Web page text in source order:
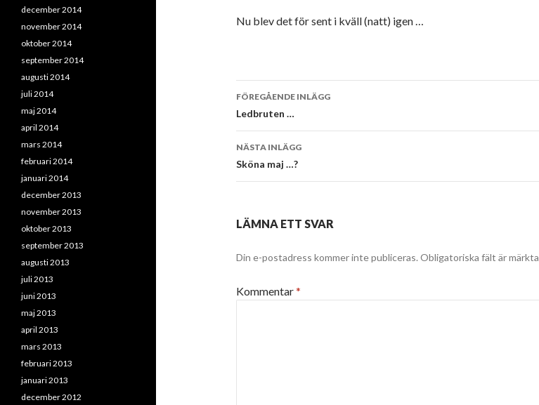
Nu blev det för sent i kväll (natt) igen …
Inläggsnavigering
FÖREGÅENDE INLÄGG
Ledbruten …
NÄSTA INLÄGG
Sköna maj …?
LÄMNA ETT SVAR
Din e-postadress kommer inte publiceras. Obligatoriska fält är märkta
Kommentar*
december 2014
november 2014
oktober 2014
september 2014
augusti 2014
juli 2014
maj 2014
april 2014
mars 2014
februari 2014
januari 2014
december 2013
november 2013
oktober 2013
september 2013
augusti 2013
juli 2013
juni 2013
maj 2013
april 2013
mars 2013
februari 2013
januari 2013
december 2012